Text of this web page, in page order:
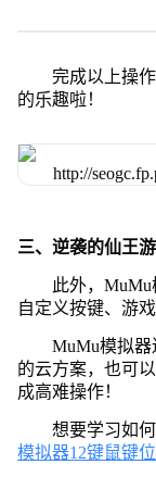
完成以上操
的乐趣啦！
三、逆袭的仙王
此外，
自定义按键、游
MuMu模拟
的云方案，也可
成高难操作！
想要学习如
模拟器12键鼠键